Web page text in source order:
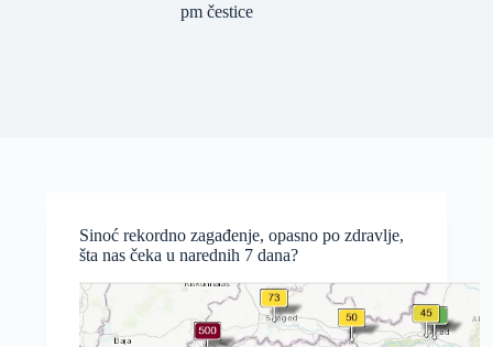
pm čestice
Sinoć rekordno zagađenje, opasno po zdravlje,
šta nas čeka u narednih 7 dana?